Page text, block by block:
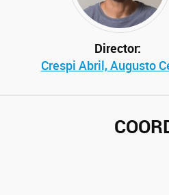
Crespi Abril, Augusto